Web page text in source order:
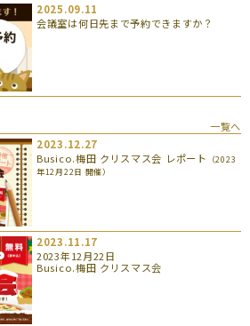
2025.09.11
会議室は何日先まで予約できますか？
一覧へ
2023.12.27
Busico.梅田 クリスマス会 レポート
（2023
年12月22日 開催）
2023.11.17
2023年12月22日
Busico.梅田 クリスマス会